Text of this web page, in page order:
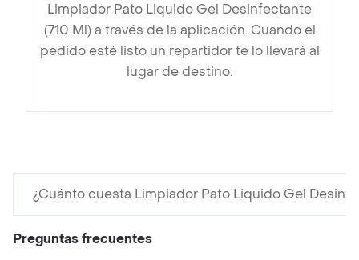
Limpiador Pato Liquido Gel Desinfectante
(710 Ml) a través de la aplicación. Cuando el
pedido esté listo un repartidor te lo llevará al
lugar de destino.
¿Cuánto cuesta Limpiador Pato Liquido Gel
Preguntas frecuentes